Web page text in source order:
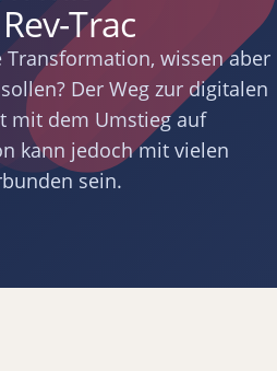
Trac
Transformation, wissen aber
Der Weg zur digitalen
mit dem Umstieg auf
kann jedoch mit vielen
sein.